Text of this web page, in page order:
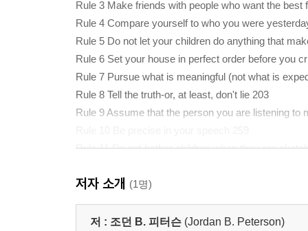
Rule 3 Make friends with people who want the best
Rule 4 Compare yourself to who you were
Rule 5 Do not let your children do anything that
Rule 6 Set your house in perfect order before you
Rule 7 Pursue what is meaningful (not what is
Rule 8 Tell the truth-or, at least, don't lie 203
Rule 9 Assume that the person you are listening to
Rule 11 Do not bother children when they are
Coda 355
Acknowledgements 369
Endnotes 371
저자 소개 (1명)
저 : 조던 B. 피터슨 (Jordan B. Peterson)